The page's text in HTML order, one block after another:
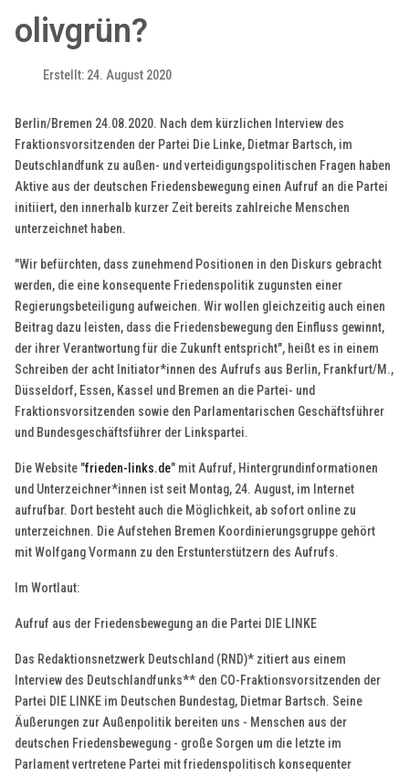
olivgrün?
Erstellt: 24. August 2020
Berlin/Bremen 24.08.2020. Nach dem kürzlichen Interview des
Fraktionsvorsitzenden der Partei Die Linke, Dietmar Bartsch, im
Deutschlandfunk zu außen- und verteidigungspolitischen Fragen haben
Aktive aus der deutschen Friedensbewegung einen Aufruf an die Partei
initiiert, den innerhalb kurzer Zeit bereits zahlreiche Menschen
unterzeichnet haben.
"Wir befürchten, dass zunehmend Positionen in den Diskurs gebracht
werden, die eine konsequente Friedenspolitik zugunsten einer
Regierungsbeteiligung aufweichen. Wir wollen gleichzeitig auch einen
Beitrag dazu leisten, dass die Friedensbewegung den Einfluss gewinnt,
der ihrer Verantwortung für die Zukunft entspricht", heißt es in einem
Schreiben der acht Initiator*innen des Aufrufs aus Berlin, Frankfurt/M.,
Düsseldorf, Essen, Kassel und Bremen an die Partei- und
Fraktionsvorsitzenden sowie den Parlamentarischen Geschäftsführer
und Bundesgeschäftsführer der Linkspartei.
Die Website "frieden-links.de" mit Aufruf, Hintergrundinformationen
und Unterzeichner*innen ist seit Montag, 24. August, im Internet
aufrufbar. Dort besteht auch die Möglichkeit, ab sofort online zu
unterzeichnen. Die Aufstehen Bremen Koordinierungsgruppe gehört
mit Wolfgang Vormann zu den Erstunterstützern des Aufrufs.
Im Wortlaut:
Aufruf aus der Friedensbewegung an die Partei DIE LINKE
Das Redaktionsnetzwerk Deutschland (RND)* zitiert aus einem
Interview des Deutschlandfunks** den CO-Fraktionsvorsitzenden der
Partei DIE LINKE im Deutschen Bundestag, Dietmar Bartsch. Seine
Äußerungen zur Außenpolitik bereiten uns - Menschen aus der
deutschen Friedensbewegung - große Sorgen um die letzte im
Parlament vertretene Partei mit friedenspolitisch konsequenter